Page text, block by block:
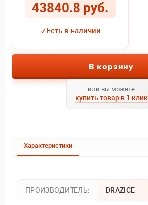
43840.8 руб.
✓Есть в наличии
В корзину
или вы можете
купить товар в 1 клик
Характеристики
ПРОИЗВОДИТЕЛЬ: DRAZICE